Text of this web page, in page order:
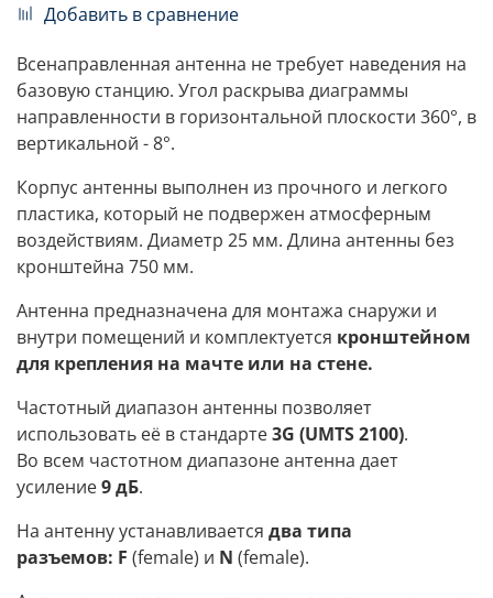
Добавить в сравнение
Всенаправленная антенна не требует наведения на
базовую станцию. Угол раскрыва диаграммы
направленности в горизонтальной плоскости 360°, в
вертикальной - 8°.
Корпус антенны выполнен из прочного и легкого
пластика, который не подвержен атмосферным
воздействиям. Диаметр 25 мм. Длина антенны без
кронштейна 750 мм.
Антенна предназначена для монтажа снаружи и
внутри помещений и комплектуется кронштейном
для крепления на мачте или на стене.
Частотный диапазон антенны позволяет
использовать её в стандарте3G (UMTS 2100).
Во всем частотном диапазоне антенна дает
усиление9 дБ.
На антенну устанавливается два типа
разъемов: F (female) и N (female).